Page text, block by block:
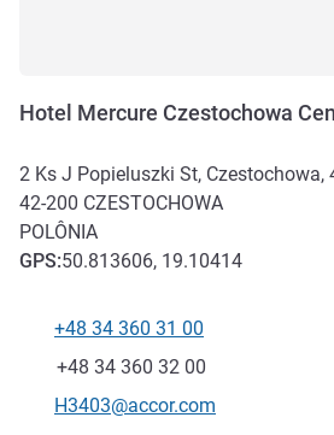
Hotel Mercure Czestochowa
2 Ks J Popieluszki St, Czestochowa,
42-200 CZESTOCHOWA
POLÔNIA
GPS:50.813606, 19.10414
Telefone
+48 34 360 31 00
Fax
+48 34 360 32 00
E-mail de contacto
H3403@accor.com